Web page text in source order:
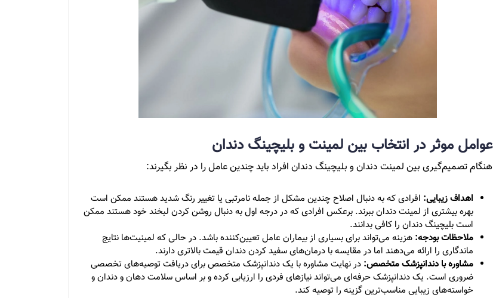
عوامل موثر در انتخاب بین لمینت و بلیچینگ دندان
هنگام تصمیم‌گیری بین لمینت دندان و بلیچینگ دندان افراد باید چندین عامل را در نظر بگیرند:
اهداف زیبایی: افرادی که به دنبال اصلاح چندین مشکل از جمله نامرتبی یا تغییر رنگ شدید هستند ممکن است
بهره بیشتری از لمینت دندان ببرند. برعکس افرادی که در درجه اول به دنبال روشن کردن لبخند خود هستند ممکن
است بلیچینگ دندان را کافی بدانند.
ملاحظات بودجه: هزینه می‌تواند برای بسیاری از بیماران عامل تعیین‌کننده باشد. در حالی که لمینیت‌ها نتایج
ماندگاری را ارائه می‌دهند اما در مقایسه با درمان‌های سفید کردن دندان قیمت بالاتری دارند.
مشاوره با دندانپزشک متخصص: در نهایت مشاوره با یک دندانپزشک متخصص برای دریافت توصیه‌های تخصصی
ضروری است. یک دندانپزشک حرفه‌ای می‌تواند نیازهای فردی را ارزیابی کرده و بر اساس سلامت دهان و دندان و
خواسته‌های زیبایی مناسب‌ترین گزینه را توصیه کند.